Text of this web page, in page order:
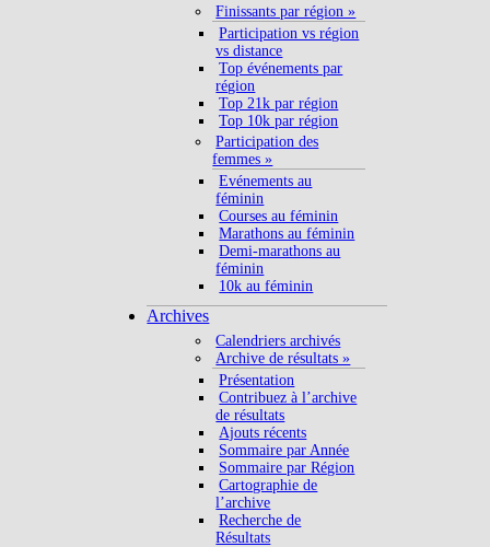
Finissants par région »
Participation vs région
vs distance
Top événements par
région
Top 21k par région
Top 10k par région
Participation des
femmes »
Evénements au
féminin
Courses au féminin
Marathons au féminin
Demi-marathons au
féminin
10k au féminin
Archives
Calendriers archivés
Archive de résultats »
Présentation
Contribuez à l’archive
de résultats
Ajouts récents
Sommaire par Année
Sommaire par Région
Cartographie de
l’archive
Recherche de
Résultats